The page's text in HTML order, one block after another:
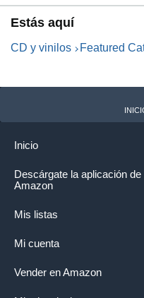
Estás aquí
CD y vinilos Featured
Inicio
Descárgate la aplicación de
Amazon
Mis listas
Mi cuenta
Vender en Amazon